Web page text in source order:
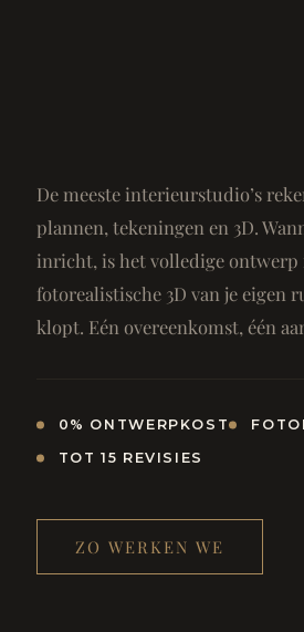
De meeste interieurstudio’s
plannen, tekeningen en 3D.
inricht, is het volledige ontwerp
fotorealistische 3D van je eigen
klopt. Eén overeenkomst, één
0% ONTWERPKOST
TOT 15 REVISIES
ZO WERKEN WE